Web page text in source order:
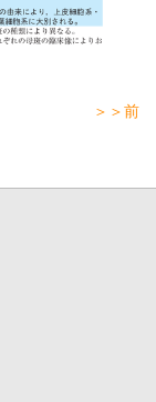
＞＞前